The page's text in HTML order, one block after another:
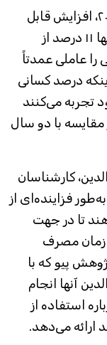
این رقم نسبت به آمار مشابه در سال ۲۰۲۲، افزایش قابل
توجهی را نشان می‌دهد. از سوی دیگر، تنها ۱۱ درصد از
را عاملی عمدتاً
درصد کسانی
تجربه می‌کنند
در مقایسه با دو سال
کارشناسان
فزاینده‌ای از
تا در جهت
زمان مصرف
پیو که با
تا ۱۷ ساله و والدین آنها انجام
استفاده از
ارائه می‌دهد.